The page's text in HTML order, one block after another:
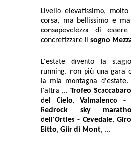
Livello elevatissimo,
corsa, ma bellissimo e
consapevolezza di
concretizzare il sogno
L'estate diventò la
running, non più una gara
la mia montagna d'estate.
l'altra ... Trofeo
del Cielo, Valmalenco -
Redrock sky
dell'Ortles - Cevedale,
Bitto, Giir di Mont, ...